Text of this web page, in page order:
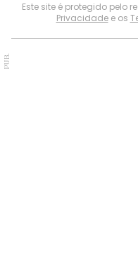
Este site é protegido pelo
Privacidadee os
PUB.